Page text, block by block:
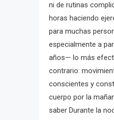
ni de rutinas
horas haciendo
para muchas
especialmente a
años— lo más
contrario:
conscientes y
cuerpo por la
saber Durante la